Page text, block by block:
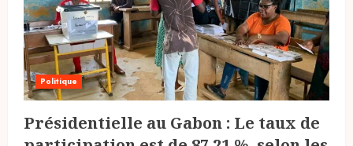
Politique
Présidentielle au Gabon : Le taux de